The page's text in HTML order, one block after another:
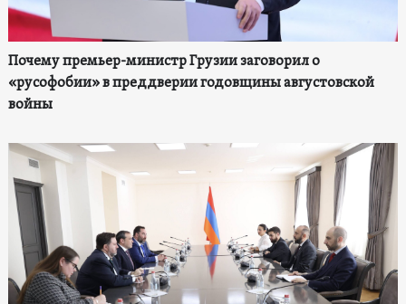
Почему премьер-министр Грузии заговорил о
«русофобии» в преддверии годовщины августовской
войны